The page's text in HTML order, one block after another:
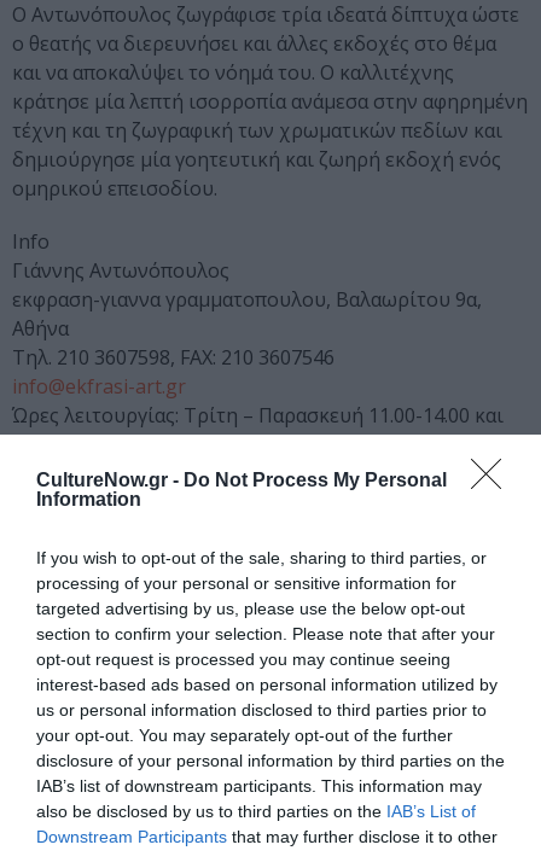
CultureNow.gr - Do Not Process My Personal
Information
If you wish to opt-out of the sale, sharing to third parties, or
processing of your personal or sensitive information for
targeted advertising by us, please use the below opt-out
section to confirm your selection. Please note that after your
opt-out request is processed you may continue seeing
interest-based ads based on personal information utilized by
us or personal information disclosed to third parties prior to
your opt-out. You may separately opt-out of the further
disclosure of your personal information by third parties on the
IAB’s list of downstream participants. This information may
also be disclosed by us to third parties on the IAB’s List of
Downstream Participants that may further disclose it to other
Ο Αντωνόπουλος ζωγράφισε τρία ιδεατά δίπτυχα ώστε
ο θεατής να διερευνήσει και άλλες εκδοχές στο θέμα
και να αποκαλύψει το νόημά του. Ο καλλιτέχνης
κράτησε μία λεπτή ισορροπία ανάμεσα στην αφηρημένη
τέχνη και τη ζωγραφική των χρωματικών πεδίων και
δημιούργησε μία γοητευτική και ζωηρή εκδοχή ενός
ομηρικού επεισοδίου.
Info
Γιάννης Αντωνόπουλος
εκφραση-γιαννα γραμματοπουλου, Βαλαωρίτου 9α,
Αθήνα
Τηλ. 210 3607598, FAX: 210 3607546
info@ekfrasi-art.gr
Ώρες λειτουργίας: Τρίτη – Παρασκευή 11.00-14.00 και
Σάββατο: 11.00-14.00. Κυριακή και Δευτέρα κλειστά
Διάρκεια: 8-26 Ιανουαρίου 2008
Ακολουθήστε το Culturenow.gr στοGoogle Newsκαι
μάθετε πρώτοι όλες τις ειδήσεις
Δείτε όλα τατελευταία νέαγια την Τέχνη και τον
Πολιτισμό στο Culturenow.gr
Νέοι Διαγωνισμοί❯
Newsletter
Κάθε βδομάδα στο e-mail σας τα τελευταία νέα για